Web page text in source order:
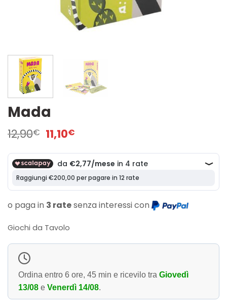
Mada
12,90€ Il
prezzo
originale
era:
12,90€.
11,10€
attuale
è:
11,10€.
o paga in 3 ratesenza interessi con
Giochi da Tavolo
Ordina entro 6 ore, 45 min e ricevilo tra Giovedì
13/08 e Venerdì 14/08.